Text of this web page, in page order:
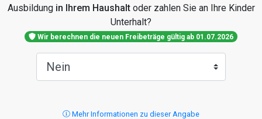
Ausbildung in Ihrem Haushaltoder zahlen Sie an Ihre Kinder
Unterhalt?
Wir berechnen die neuen Freibeträge gültig ab 01.07.2026
Mehr Informationen zu dieser Angabe